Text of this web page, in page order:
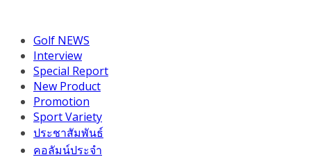
Golf NEWS
Interview
Special Report
New Product
Promotion
Sport Variety
ประชาสัมพันธ์
คอลัมน์ประจำ